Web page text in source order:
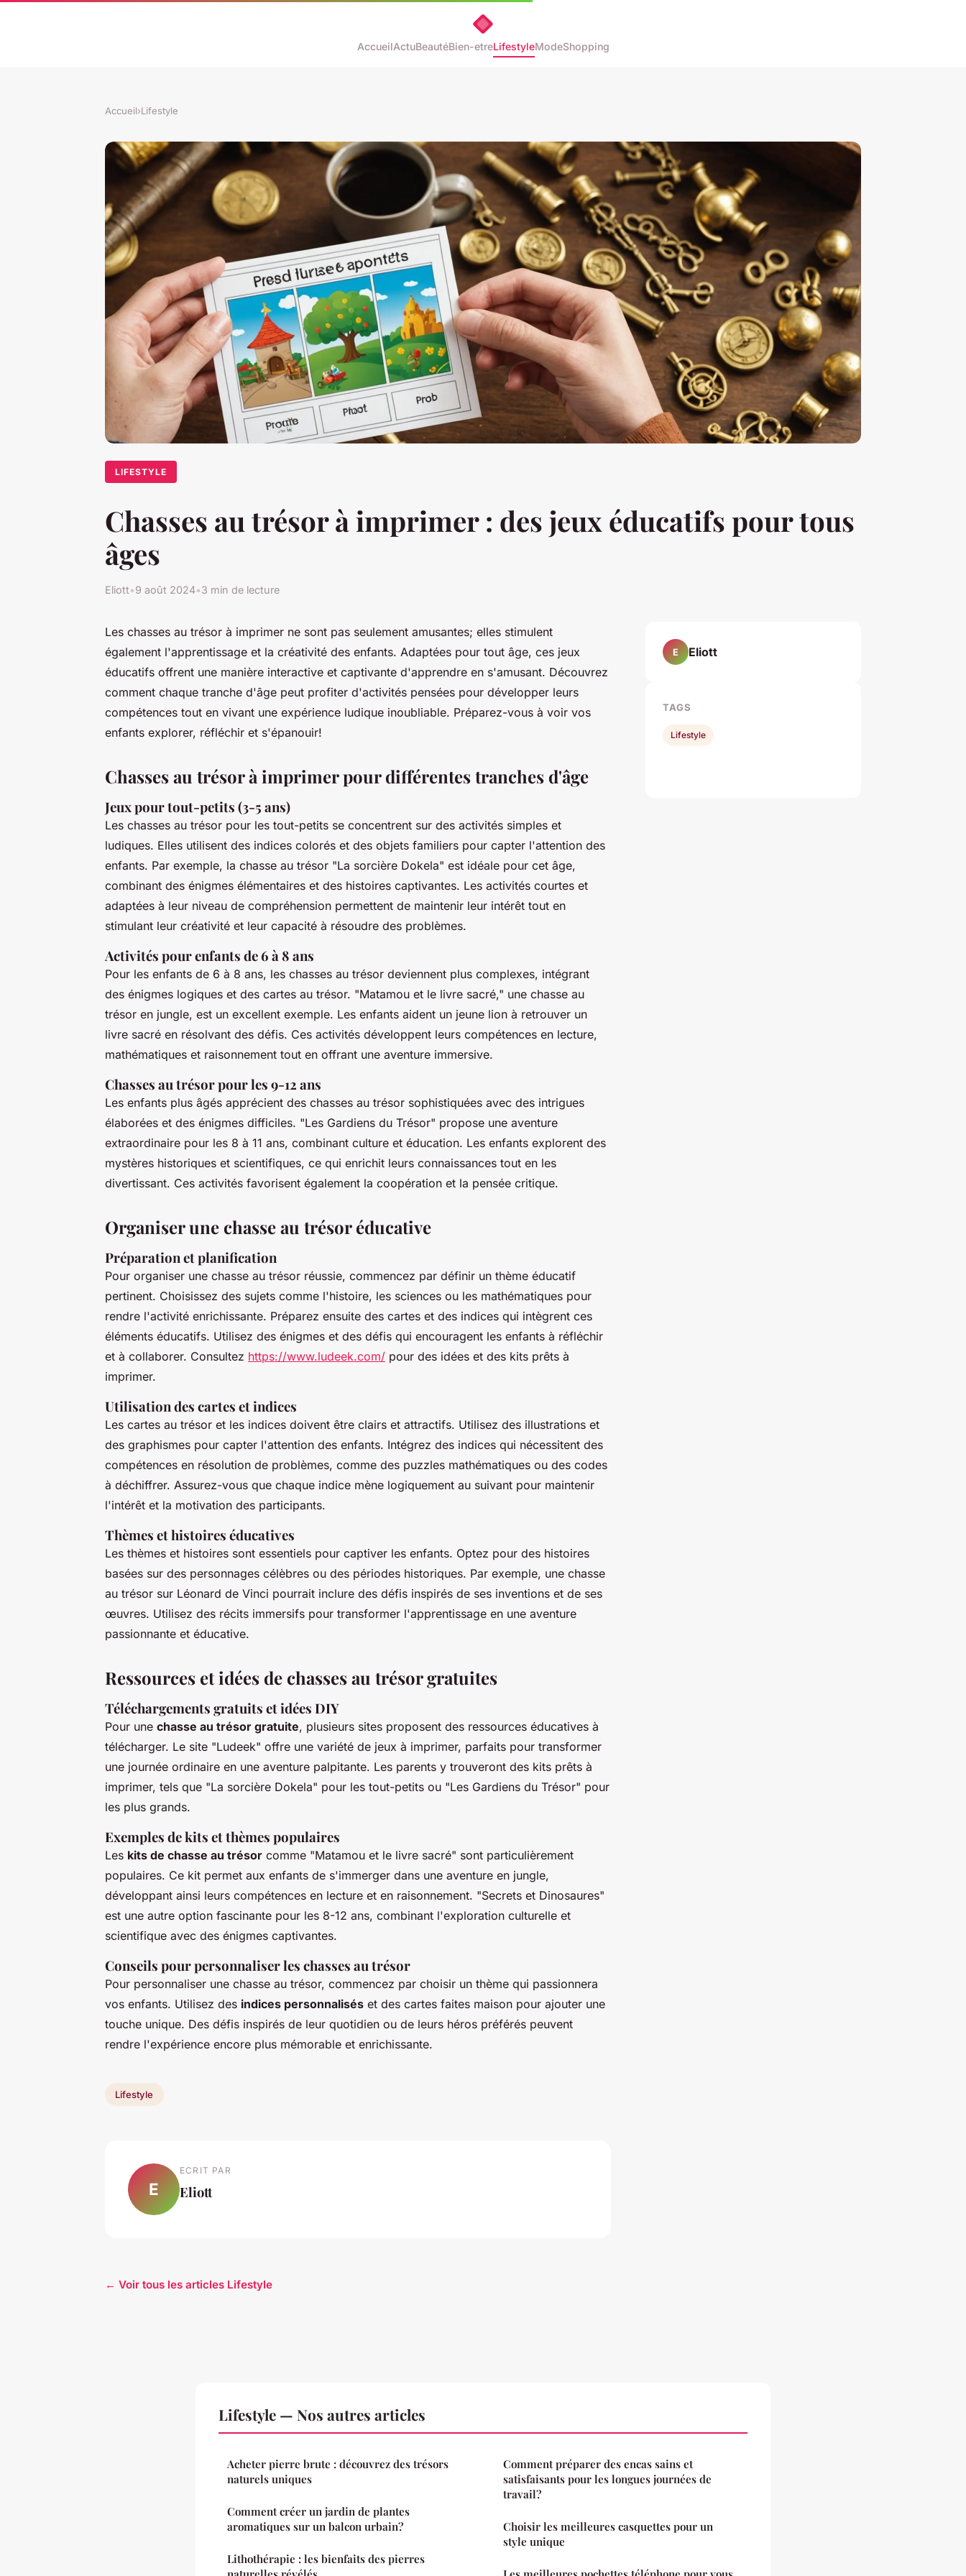
AccueilActuBeautéBien-etreLifestyleModeShopping
Accueil›Lifestyle
LIFESTYLE
Chasses au trésor à imprimer : des jeux éducatifs pour tous
âges
Eliott•9 août 2024•3 min de lecture
Les chasses au trésor à imprimer ne sont pas seulement amusantes; elles stimulent
également l'apprentissage et la créativité des enfants. Adaptées pour tout âge, ces jeux
éducatifs offrent une manière interactive et captivante d'apprendre en s'amusant. Découvrez
comment chaque tranche d'âge peut profiter d'activités pensées pour développer leurs
compétences tout en vivant une expérience ludique inoubliable. Préparez-vous à voir vos
enfants explorer, réfléchir et s'épanouir!
Chasses au trésor à imprimer pour différentes tranches d'âge
Jeux pour tout-petits (3-5 ans)
Les chasses au trésor pour les tout-petits se concentrent sur des activités simples et
ludiques. Elles utilisent des indices colorés et des objets familiers pour capter l'attention des
enfants. Par exemple, la chasse au trésor "La sorcière Dokela" est idéale pour cet âge,
combinant des énigmes élémentaires et des histoires captivantes. Les activités courtes et
adaptées à leur niveau de compréhension permettent de maintenir leur intérêt tout en
stimulant leur créativité et leur capacité à résoudre des problèmes.
Activités pour enfants de 6 à 8 ans
Pour les enfants de 6 à 8 ans, les chasses au trésor deviennent plus complexes, intégrant
des énigmes logiques et des cartes au trésor. "Matamou et le livre sacré," une chasse au
trésor en jungle, est un excellent exemple. Les enfants aident un jeune lion à retrouver un
livre sacré en résolvant des défis. Ces activités développent leurs compétences en lecture,
mathématiques et raisonnement tout en offrant une aventure immersive.
Chasses au trésor pour les 9-12 ans
Les enfants plus âgés apprécient des chasses au trésor sophistiquées avec des intrigues
élaborées et des énigmes difficiles. "Les Gardiens du Trésor" propose une aventure
extraordinaire pour les 8 à 11 ans, combinant culture et éducation. Les enfants explorent des
mystères historiques et scientifiques, ce qui enrichit leurs connaissances tout en les
divertissant. Ces activités favorisent également la coopération et la pensée critique.
Organiser une chasse au trésor éducative
Préparation et planification
Pour organiser une chasse au trésor réussie, commencez par définir un thème éducatif
pertinent. Choisissez des sujets comme l'histoire, les sciences ou les mathématiques pour
rendre l'activité enrichissante. Préparez ensuite des cartes et des indices qui intègrent ces
éléments éducatifs. Utilisez des énigmes et des défis qui encouragent les enfants à réfléchir
et à collaborer. Consultez https://www.ludeek.com/ pour des idées et des kits prêts à
imprimer.
Utilisation des cartes et indices
Les cartes au trésor et les indices doivent être clairs et attractifs. Utilisez des illustrations et
des graphismes pour capter l'attention des enfants. Intégrez des indices qui nécessitent des
compétences en résolution de problèmes, comme des puzzles mathématiques ou des codes
à déchiffrer. Assurez-vous que chaque indice mène logiquement au suivant pour maintenir
l'intérêt et la motivation des participants.
Thèmes et histoires éducatives
Les thèmes et histoires sont essentiels pour captiver les enfants. Optez pour des histoires
basées sur des personnages célèbres ou des périodes historiques. Par exemple, une chasse
au trésor sur Léonard de Vinci pourrait inclure des défis inspirés de ses inventions et de ses
œuvres. Utilisez des récits immersifs pour transformer l'apprentissage en une aventure
passionnante et éducative.
Ressources et idées de chasses au trésor gratuites
Téléchargements gratuits et idées DIY
Pour une chasse au trésor gratuite, plusieurs sites proposent des ressources éducatives à
télécharger. Le site "Ludeek" offre une variété de jeux à imprimer, parfaits pour transformer
une journée ordinaire en une aventure palpitante. Les parents y trouveront des kits prêts à
imprimer, tels que "La sorcière Dokela" pour les tout-petits ou "Les Gardiens du Trésor" pour
les plus grands.
Exemples de kits et thèmes populaires
Les kits de chasse au trésor comme "Matamou et le livre sacré" sont particulièrement
populaires. Ce kit permet aux enfants de s'immerger dans une aventure en jungle,
développant ainsi leurs compétences en lecture et en raisonnement. "Secrets et Dinosaures"
est une autre option fascinante pour les 8-12 ans, combinant l'exploration culturelle et
scientifique avec des énigmes captivantes.
Conseils pour personnaliser les chasses au trésor
Pour personnaliser une chasse au trésor, commencez par choisir un thème qui passionnera
vos enfants. Utilisez des indices personnalisés et des cartes faites maison pour ajouter une
touche unique. Des défis inspirés de leur quotidien ou de leurs héros préférés peuvent
rendre l'expérience encore plus mémorable et enrichissante.
Lifestyle
E
ECRIT PAR
Eliott
← Voir tous les articles Lifestyle
E Eliott
TAGS
Lifestyle
Lifestyle — Nos autres articles
Acheter pierre brute : découvrez des trésors
naturels uniques
Comment créer un jardin de plantes
aromatiques sur un balcon urbain?
Lithothérapie : les bienfaits des pierres
Comment préparer des encas sains et
satisfaisants pour les longues journées de
travail?
Choisir les meilleures casquettes pour un
style unique